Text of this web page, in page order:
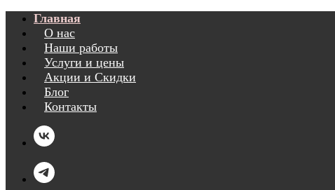
Главная
О нас
Наши работы
Услуги и цены
Акции и Скидки
Блог
Контакты